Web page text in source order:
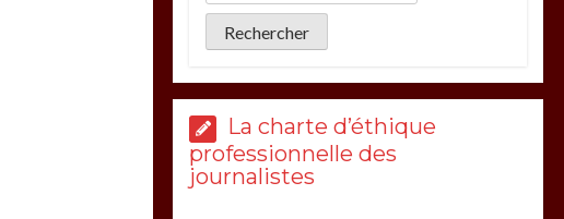
La charte d’éthique
professionnelle des
journalistes